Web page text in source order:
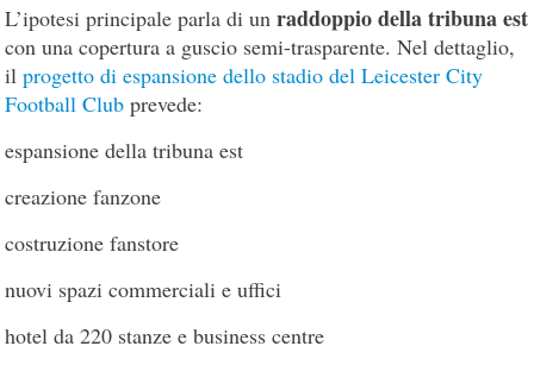
L’ipotesi principale parla di unraddoppio della tribuna est
con una copertura a guscio semi-trasparente. Nel dettaglio,
ilprogetto di espansione dello stadio del Leicester City
Football Club prevede:
espansione della tribuna est
creazione fanzone
costruzione fanstore
nuovi spazi commerciali e uffici
hotel da 220 stanze e business centre